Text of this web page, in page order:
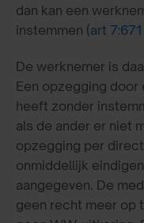
dan kan een
instemmen (art
De werknemer is
Een opzegging
heeft zonder
als de ander er niet
opzegging per
onmiddellijk
aangegeven. De
geen recht meer op